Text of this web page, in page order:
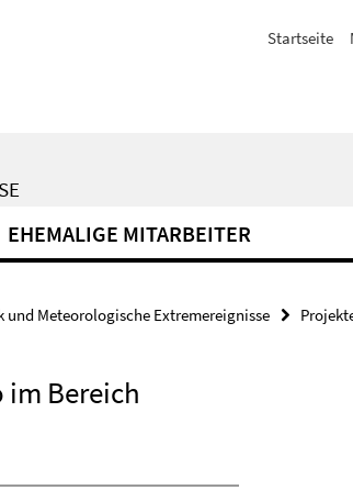
Startseite
EHEMALIGE MITARBEITER
Meteorologische Extremereignisse
Bereich